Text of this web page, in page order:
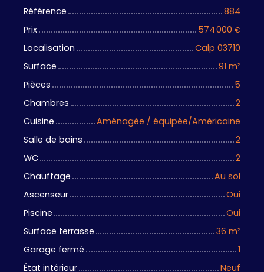
Référence
884
Prix
574 000 €
Localisation
Calp 03710
Surface
91 m²
Pièces
5
Chambres
2
Cuisine
Aménagée / équipée/Américaine
Salle de bains
2
WC
2
Chauffage
Au sol
Ascenseur
Oui
Piscine
Oui
Surface terrasse
36 m²
Garage fermé
1
État intérieur
Neuf